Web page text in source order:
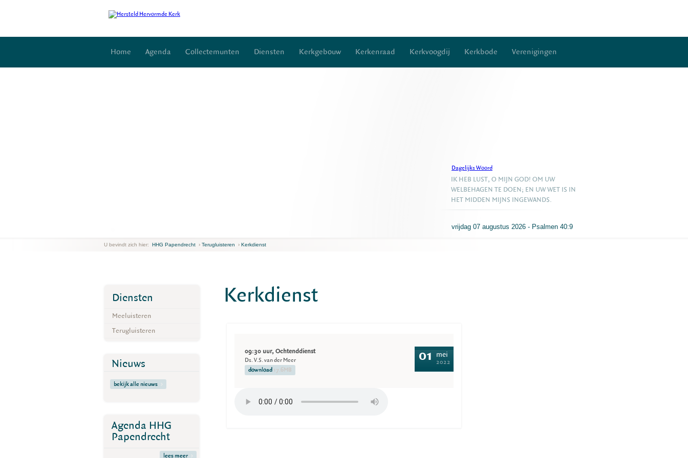
Home Agenda Collectemunten Diensten Kerkgebouw Kerkenraad Kerkvoogdij Kerkbode Verenigingen
Dagelijks Woord
vrijdag 07 augustus 2026 - Psalmen 40:9
IK HEB LUST, O MIJN GOD! OM UW
WELBEHAGEN TE DOEN; EN UW WET IS IN
HET MIDDEN MIJNS INGEWANDS.
U bevindt zich hier: HHG Papendrecht › Terugluisteren › Kerkdienst
Kerkdienst
09:30 uur, Ochtenddienst
Ds. V.S. van der Meer
download 17.6MB
01 mei
2022
Diensten
Meeluisteren
Terugluisteren
Nieuws
bekijk alle nieuws
Agenda HHG
Papendrecht
lees meer